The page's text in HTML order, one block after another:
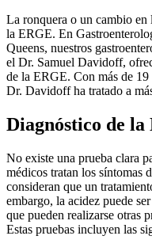
La ronquera o un cambio en
la ERGE. En
Queens, nuestros
el Dr. Samuel Davidoff,
de la ERGE. Con más de 19
Dr. Davidoff ha tratado a
Diagnóstico de la
No existe una prueba clara
médicos tratan los síntomas
consideran que un
embargo, la acidez puede
que pueden realizarse otras
Estas pruebas incluyen las